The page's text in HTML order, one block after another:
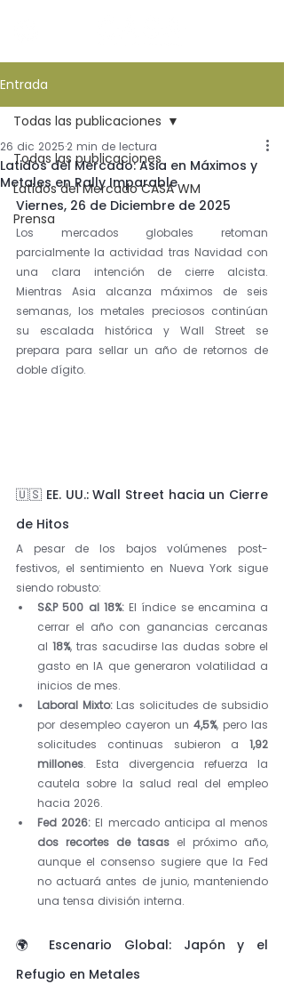
Entrada
Todas las publicaciones
Latidos del Mercado CASA WM
Prensa
Todas las publicaciones
Latidos del Mercado: Asia en Máximos y
Metales en Rally Imparable
26 dic 2025 2 min de lectura
Viernes, 26 de Diciembre de 2025
Los mercados globales retoman
parcialmente la actividad tras Navidad con
una clara intención de cierre alcista.
Mientras Asia alcanza máximos de seis
semanas, los metales preciosos continúan
su escalada histórica y Wall Street se
prepara para sellar un año de retornos de
doble dígito.
🇺🇸 EE. UU.: Wall Street hacia un Cierre
de Hitos
A pesar de los bajos volúmenes post-
festivos, el sentimiento en Nueva York sigue
siendo robusto:
S&P 500 al 18%: El índice se encamina a
cerrar el año con ganancias cercanas
al 18%, tras sacudirse las dudas sobre el
gasto en IA que generaron volatilidad a
inicios de mes.
Laboral Mixto: Las solicitudes de subsidio
por desempleo cayeron un 4,5%, pero las
solicitudes continuas subieron a 1,92
millones. Esta divergencia refuerza la
cautela sobre la salud real del empleo
hacia 2026.
Fed 2026:
dos recortes de tasas el próximo año,
aunque el consenso sugiere que la Fed
no actuará antes de junio, manteniendo
una tensa división interna.
🌍 Escenario Global: Japón y el
Refugio en Metales